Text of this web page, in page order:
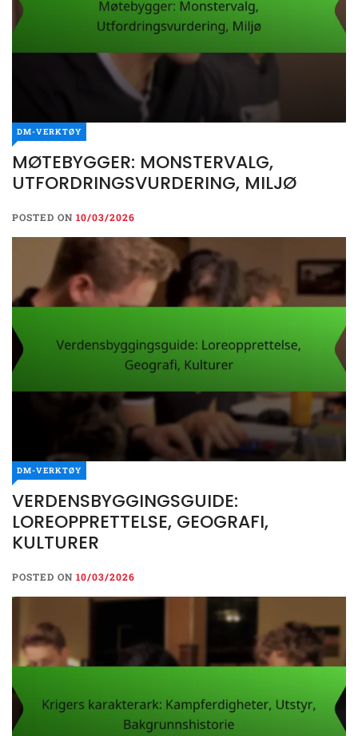
DM-VERKTØY
MØTEBYGGER: MONSTERVALG,
UTFORDRINGSVURDERING, MILJØ
POSTED ON 10/03/2026
DM-VERKTØY
VERDENSBYGGINGSGUIDE:
LOREOPPRETTELSE, GEOGRAFI,
KULTURER
POSTED ON 10/03/2026